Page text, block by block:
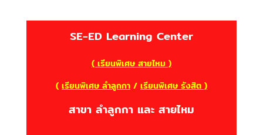
SE-ED Learning Center
( เรียนพิเศษ สายไหม )
( เรียนพิเศษ ลำลูกกา / เรียนพิเศษ รังสิต )
สาขา ลำลูกกา และ สายไหม